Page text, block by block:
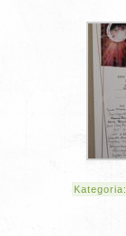
Kategoria: